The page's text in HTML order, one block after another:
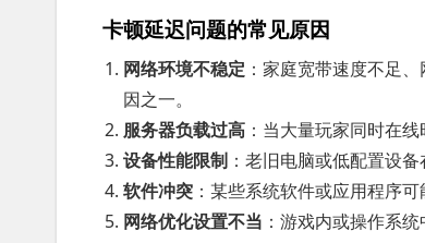
卡顿延迟问题的常见原因
网络环境不稳定 ：家庭宽带速度不足
因之一。
服务器负载过高 ：当大量玩家同时在
设备性能限制 ：老旧电脑或低配置设
软件冲突 ：某些系统软件或应用程序
网络优化设置不当 ：游戏内或操作系